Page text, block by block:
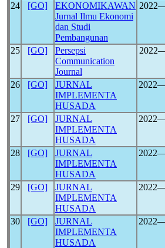
24 [GO]
EKONOMIKAWAN
Jurnal Ilmu Ekonomi
dan Studi
Pembangunan
25 [GO]
Persepsi
Communication
Journal
26 [GO]
JURNAL
IMPLEMENTA
HUSADA
27 [GO]
JURNAL
IMPLEMENTA
HUSADA
28 [GO]
JURNAL
IMPLEMENTA
HUSADA
29 [GO]
JURNAL
IMPLEMENTA
HUSADA
30 [GO]
JURNAL
IMPLEMENTA
HUSADA